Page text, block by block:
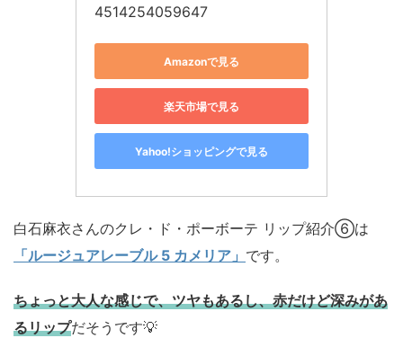
4514254059647
Amazonで見る
楽天市場で見る
Yahoo!ショッピングで見る
白石麻衣さんのクレ・ド・ポーボーテ リップ紹介⑥は
「ルージュアレーブル 5 カメリア」 です。
ちょっと大人な感じで、ツヤもあるし、赤だけど深みがあ
るリップだそうです💡